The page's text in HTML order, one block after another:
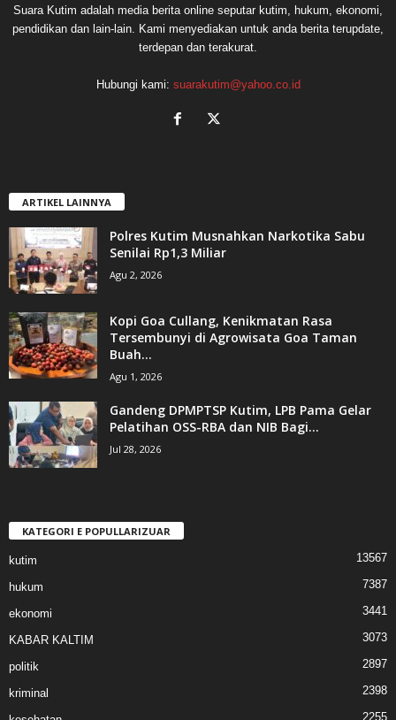
Suara Kutim adalah media berita online seputar kutim, hukum, ekonomi,
pendidikan dan lain-lain. Kami menyediakan untuk anda berita terupdate,
terdepan dan terakurat.
Hubungi kami: suarakutim@yahoo.co.id
ARTIKEL LAINNYA
Polres Kutim Musnahkan Narkotika Sabu
Senilai Rp1,3 Miliar
Agu 2, 2026
Kopi Goa Cullang, Kenikmatan Rasa
Tersembunyi di Agrowisata Goa Taman
Buah...
Agu 1, 2026
Gandeng DPMPTSP Kutim, LPB Pama Gelar
Pelatihan OSS-RBA dan NIB Bagi...
Jul 28, 2026
KATEGORI E POPULLARIZUAR
kutim 13567
hukum 7387
ekonomi 3441
KABAR KALTIM 3073
politik 2897
kriminal 2398
2255